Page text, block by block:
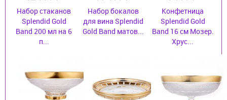
Набор стаканов
Splendid Gold
Band 200 мл на 6
п...
Набор бокалов
для вина Splendid
Gold Band матов...
Конфетница
Splendid Gold
Band 16 см Мозер.
Хрус...